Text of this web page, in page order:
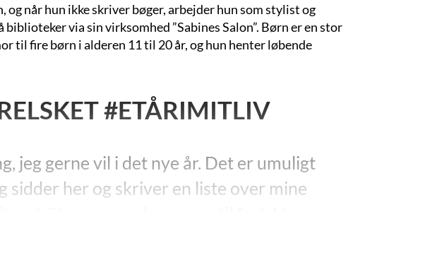
og når hun ikke skriver bøger, arbejder hun som stylist og
via sin virksomhed ”Sabines Salon”. Børn er en stor
til fire børn i alderen 11 til 20 år, og hun henter løbende
#ETÅRIMITLIV
jeg gerne vil i det nye år. Det er umuligt
sidder her og skriver en liste over mine